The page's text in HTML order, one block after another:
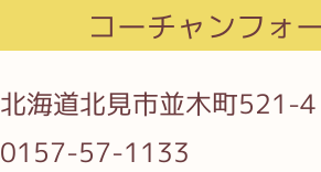
コーチャンフォ
北海道北見市並木町521-4
0157-57-1133